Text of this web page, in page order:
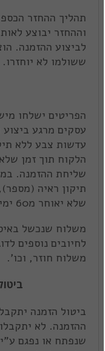
וההחזר יבוצע
לביצוע ההזמנה.
ששולמו לא יוחזרו.
עסקים מרגע
עדשות צבע ללא
שליחת ההזמנה.
תיקון ראיה
שלא יאוחר מ60 ימי עסקים מיום שליחת ההזמנה.
משלוח שנכשל
לחיובים נוספים
משלוח חוזר, וכו'.
ההזמנה. לא
שנפתח או נפגם